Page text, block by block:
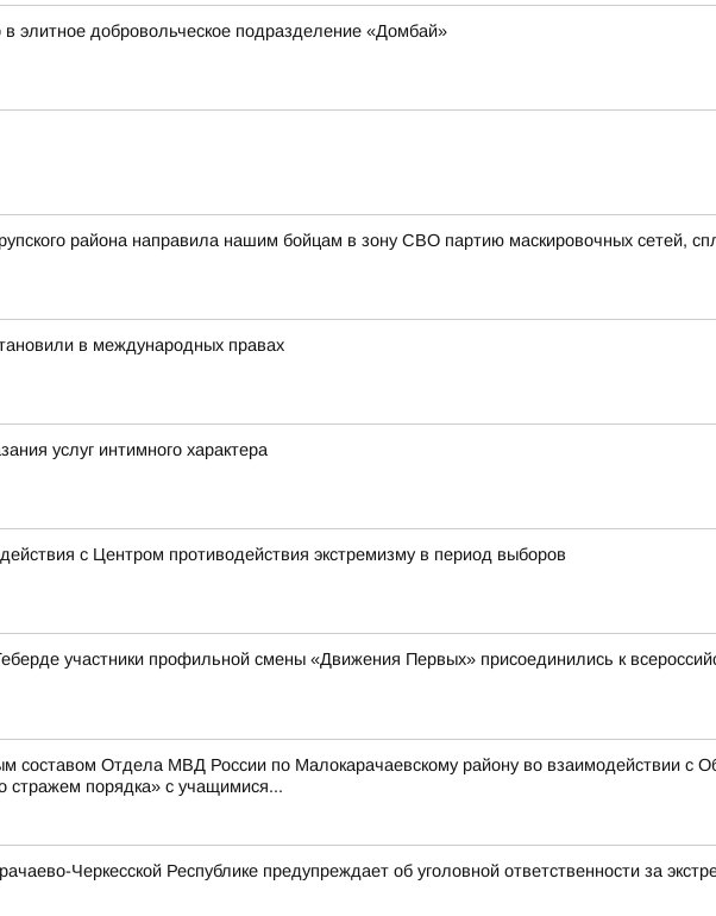
элитное добровольческое подразделение «Домбай»
района направила нашим бойцам в зону СВО партию маскировочных сетей,
в международных правах
услуг интимного характера
с Центром противодействия экстремизму в период выборов
участники профильной смены «Движения Первых» присоединились к
составом Отдела МВД России по Малокарачаевскому району во взаимодействии с
стражем порядка» с учащимися...
Черкесской Республике предупреждает об уголовной ответственности за